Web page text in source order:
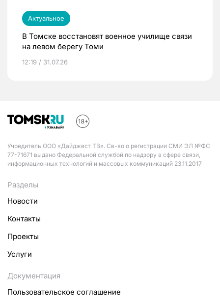
Актуальное
В Томске восстановят военное училище связи
на левом берегу Томи
12:19 / 31.07.26
Учредитель ООО «Дайджест ТВ». Св-во о регистрации СМИ ЭЛ №ФС
77-71671 выдано Федеральной службой по надзору в сфере связи,
информационных технологий и массовых коммуникаций 23.11.2017
Разделы
Новости
Контакты
Проекты
Услуги
Документация
Пользовательское соглашение